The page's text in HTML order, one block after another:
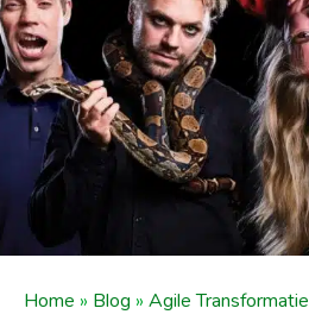
Home » Blog » Agile Transformatie